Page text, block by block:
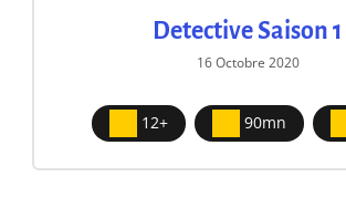
Detective Saison 1
16 Octobre 2020
12+ 90mn